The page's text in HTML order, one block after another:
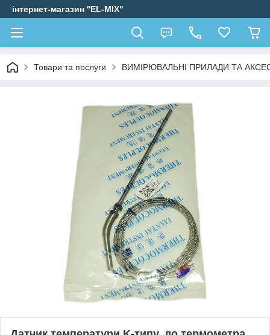
інтернет-магазин ''EL-MIX"
Товари та послуги ВИМІРЮВАЛЬНІ ПРИЛАДИ ТА